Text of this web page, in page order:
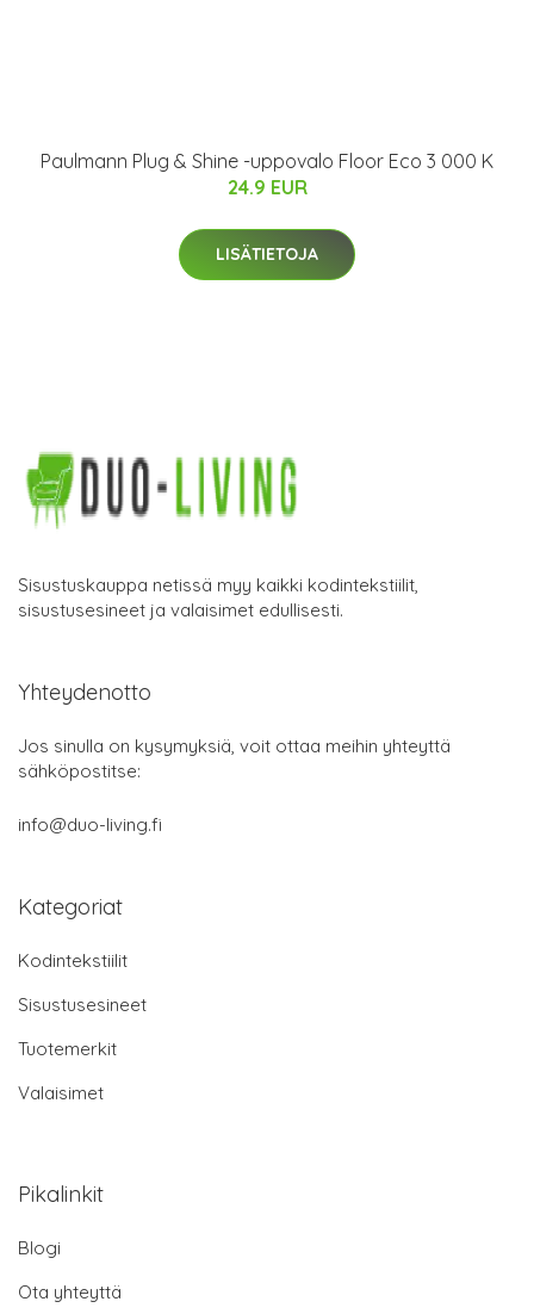
Paulmann Plug & Shine -uppovalo Floor Eco 3 000 K
24.9 EUR
LISÄTIETOJA
Sisustuskauppa netissä myy kaikki kodintekstiilit,
sisustusesineet ja valaisimet edullisesti.
Yhteydenotto
Jos sinulla on kysymyksiä, voit ottaa meihin yhteyttä
sähköpostitse:
info@duo-living.fi
Kategoriat
Kodintekstiilit
Sisustusesineet
Tuotemerkit
Valaisimet
Pikalinkit
Blogi
Ota yhteyttä